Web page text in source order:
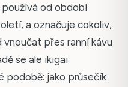
od období
a označuje cokoliv,
přes ranní kávu
se ale ikigai
podobě: jako průsečík